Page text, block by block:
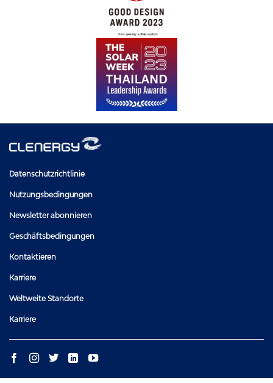
Datenschutzrichtlinie
Nutzungsbedingungen
Newsletter abonnieren
Geschäftsbedingungen
Kontaktieren
Karriere
Weltweite Standorte
Karriere